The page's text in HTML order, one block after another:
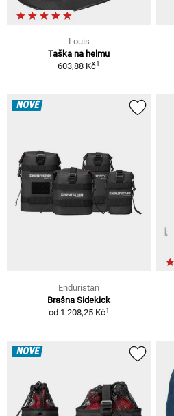
Louis
Taška na helmu
603,88 Kč1
NOVÉ
Enduristan
Brašna Sidekick
od 1 208,25 Kč1
NOVÉ